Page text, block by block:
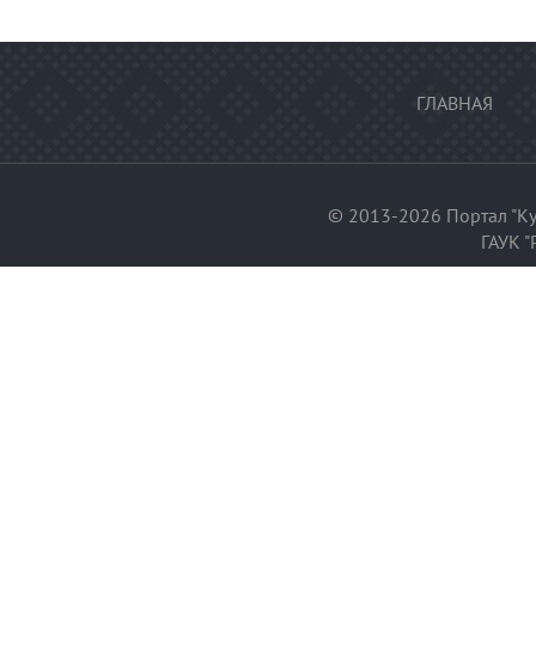
ГЛАВНАЯ
© 2013-2026 Портал
ГАУК